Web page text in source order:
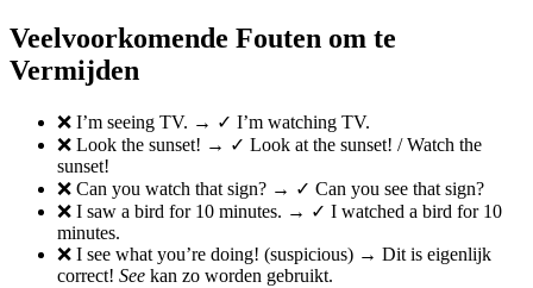
Veelvoorkomende Fouten om te
Vermijden
❌ I’m seeing TV. → ✓ I’m watching TV.
❌ Look the sunset! → ✓ Look at the sunset! / Watch the
sunset!
❌ Can you watch that sign? → ✓ Can you see that sign?
❌ I saw a bird for 10 minutes. → ✓ I watched a bird for 10
minutes.
❌ I see what you’re doing! (suspicious) → Dit is eigenlijk
correct! See kan zo worden gebruikt.